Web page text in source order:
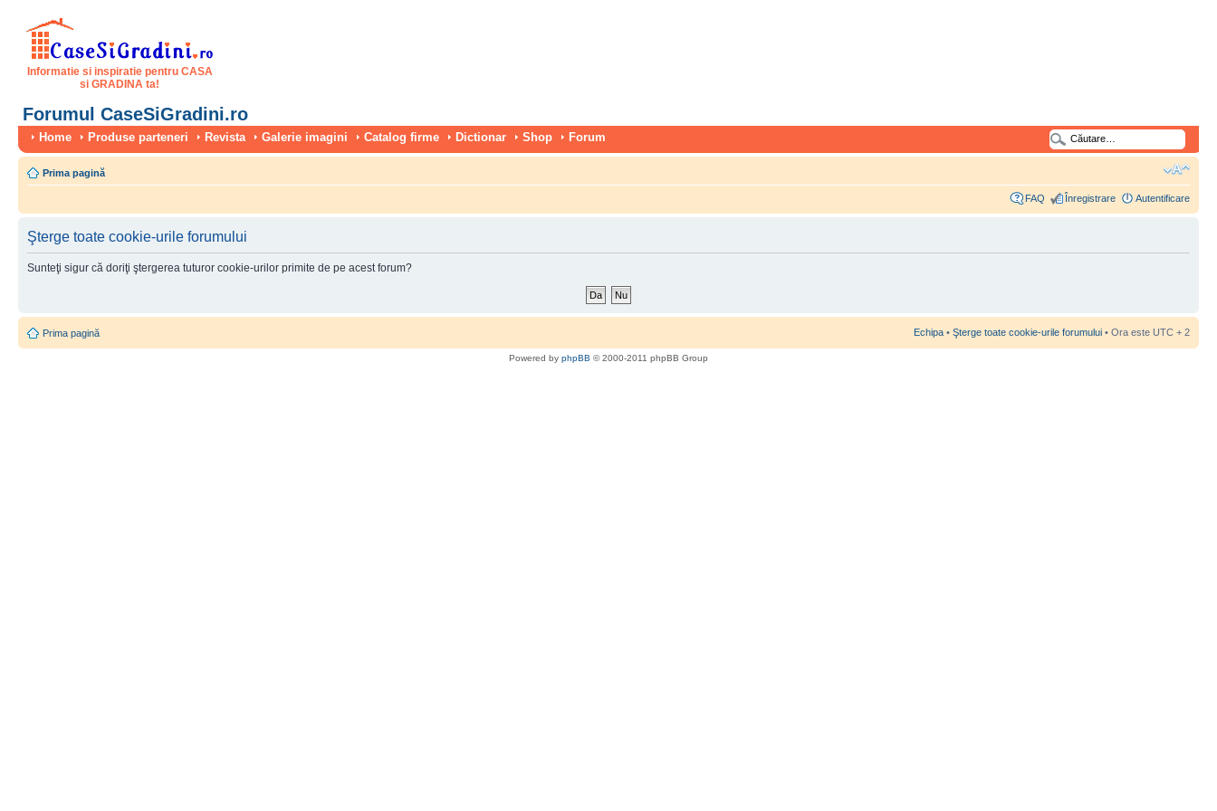
Informatie si inspiratie pentru CASA
si GRADINA ta!
Forumul CaseSiGradini.ro
Home Produse parteneri Revista Galerie imagini Catalog firme Dictionar Shop Forum
Prima pagină
FAQ Înregistrare Autentificare
Şterge toate cookie-urile forumului
Sunteţi sigur că doriţi ştergerea tuturor cookie-urilor primite de pe acest forum?
Prima pagină Echipa • Şterge toate cookie-urile forumului • Ora este UTC + 2
Powered by phpBB © 2000-2011 phpBB Group